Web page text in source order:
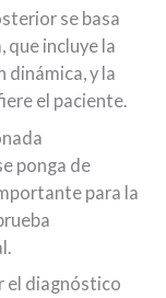
se basa
que incluye la
dinámica, y la
el paciente.
ponga de
para la
el diagnóstico